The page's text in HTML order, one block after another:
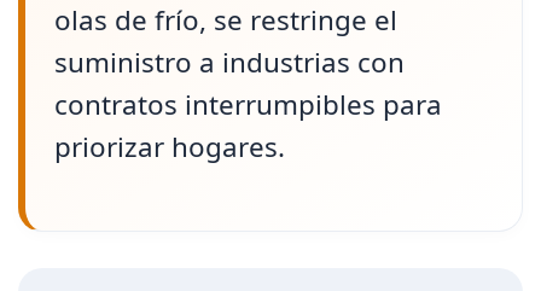
olas de frío, se restringe el
suministro a industrias con
contratos interrumpibles para
priorizar hogares.